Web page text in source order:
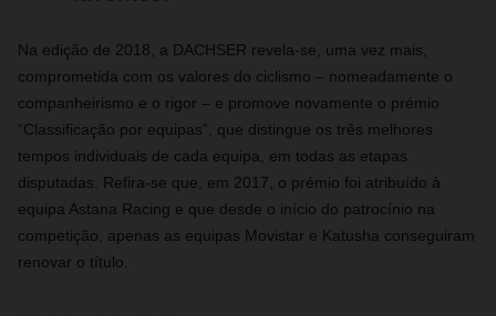
Na edição de 2018, a DACHSER revela-se, uma vez mais,
comprometida com os valores do ciclismo – nomeadamente o
companheirismo e o rigor – e promove novamente o prémio
“Classificação por equipas”, que distingue os três melhores
tempos individuais de cada equipa, em todas as etapas
disputadas. Refira-se que, em 2017, o prémio foi atribuído à
equipa Astana Racing e que desde o início do patrocínio na
competição, apenas as equipas Movistar e Katusha conseguiram
renovar o título.